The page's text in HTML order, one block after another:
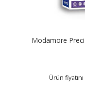
Modamore
Ürün